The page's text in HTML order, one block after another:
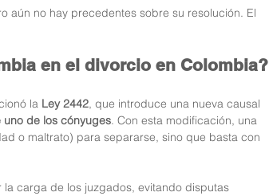
aún no hay precedentes sobre su resolución. El
en el divorcio en Colombia?
la Ley 2442, que introduce una nueva causal
uno de los cónyuges. Con esta modificación, una
o maltrato) para separarse, sino que basta con
carga de los juzgados, evitando disputas